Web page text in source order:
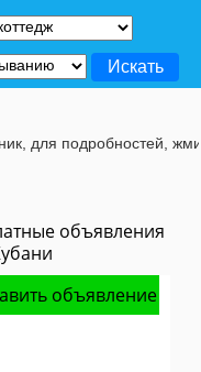
объявления
объявление
жмите на